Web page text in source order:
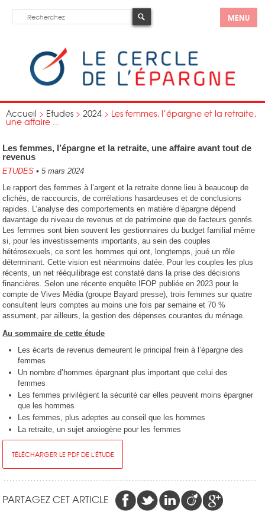
MENU
Accueil > Etudes > 2024 > Les femmes, l’épargne et la retraite,
une affaire ...
Les femmes, l’épargne et la retraite, une affaire avant tout de
revenus
ETUDES • 5 mars 2024
Le rapport des femmes à l’argent et la retraite donne lieu à beaucoup de
clichés, de raccourcis, de corrélations hasardeuses et de conclusions
rapides. L’analyse des comportements en matière d’épargne dépend
davantage du niveau de revenus et de patrimoine que de facteurs genrés.
Les femmes sont bien souvent les gestionnaires du budget familial même
si, pour les investissements importants, au sein des couples
hétérosexuels, ce sont les hommes qui ont, longtemps, joué un rôle
déterminant. Cette vision est néanmoins datée. Pour les couples les plus
récents, un net rééquilibrage est constaté dans la prise des décisions
financières. Selon une récente enquête IFOP publiée en 2023 pour le
compte de Vives Média (groupe Bayard presse), trois femmes sur quatre
consultent leurs comptes au moins une fois par semaine et 70 %
assument, par ailleurs, la gestion des dépenses courantes du ménage.
Au sommaire de cette étude
Les écarts de revenus demeurent le principal frein à l’épargne des
femmes
Un nombre d’hommes épargnant plus important que celui des
femmes
Les femmes privilégient la sécurité car elles peuvent moins épargner
que les hommes
Les femmes, plus adeptes au conseil que les hommes
La retraite, un sujet anxiogène pour les femmes
TÉLÉCHARGER LE PDF DE L'ÉTUDE
PARTAGEZ CET ARTICLE